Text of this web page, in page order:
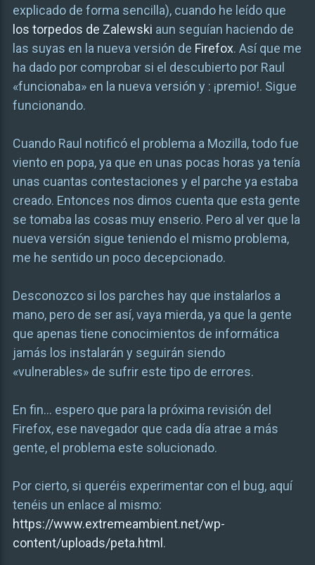
explicado de forma sencilla), cuando he leído que
los torpedos de Zalewski aun seguían haciendo de
las suyas en la nueva versión de Firefox. Así que me
ha dado por comprobar si el descubierto por Raul
«funcionaba» en la nueva versión y : ¡premio!. Sigue
funcionando.
Cuando Raul notificó el problema a Mozilla, todo fue
viento en popa, ya que en unas pocas horas ya tenía
unas cuantas contestaciones y el parche ya estaba
creado. Entonces nos dimos cuenta que esta gente
se tomaba las cosas muy enserio. Pero al ver que la
nueva versión sigue teniendo el mismo problema,
me he sentido un poco decepcionado.
Desconozco si los parches hay que instalarlos a
mano, pero de ser así, vaya mierda, ya que la gente
que apenas tiene conocimientos de informática
jamás los instalarán y seguirán siendo
«vulnerables» de sufrir este tipo de errores.
En fin… espero que para la próxima revisión del
Firefox, ese navegador que cada día atrae a más
gente, el problema este solucionado.
Por cierto, si queréis experimentar con el bug, aquí
tenéis un enlace al mismo:
https://www.extremeambient.net/wp-
content/uploads/peta.html.